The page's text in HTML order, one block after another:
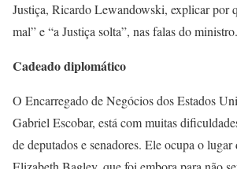
Justiça, Ricardo Lewandowski, explicar por
mal” e “a Justiça solta”, nas falas do ministro.
Cadeado diplomático
O Encarregado de Negócios dos Estados
Gabriel Escobar, está com muitas
de deputados e senadores. Ele ocupa o